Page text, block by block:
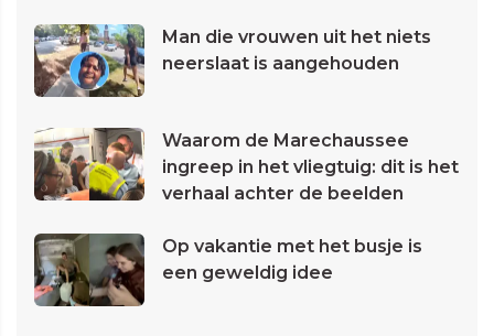
Man die vrouwen uit het niets
neerslaat is aangehouden
Waarom de Marechaussee
ingreep in het vliegtuig: dit is het
verhaal achter de beelden
Op vakantie met het busje is
een geweldig idee